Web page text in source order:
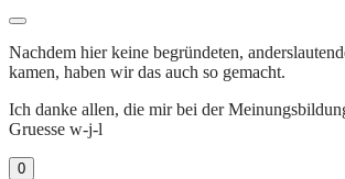
Nachdem hier keine begründeten,
kamen, haben wir das auch so gemacht.
Ich danke allen, die mir bei der
Gruesse w-j-l
0